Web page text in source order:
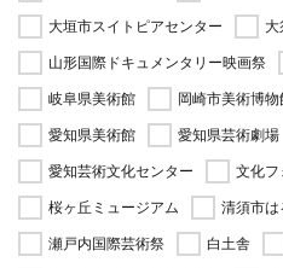
大垣市スイトピアセンター
山形国際ドキュメンタリー映画祭
岐阜県美術館
岡崎市美術博物
愛知県美術館
愛知県芸術劇場
愛知芸術文化センター
文化フ
桜ヶ丘ミュージアム
清須市
瀬戸内国際芸術祭
白土舎